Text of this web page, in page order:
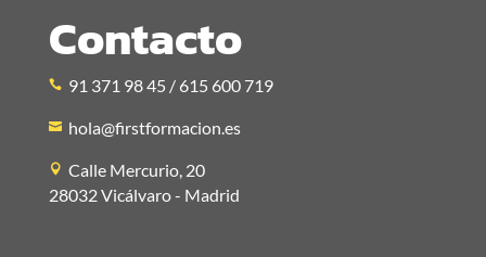
Contacto
91 371 98 45 / 615 600 719
hola@firstformacion.es
Calle Mercurio, 20
28032 Vicálvaro - Madrid